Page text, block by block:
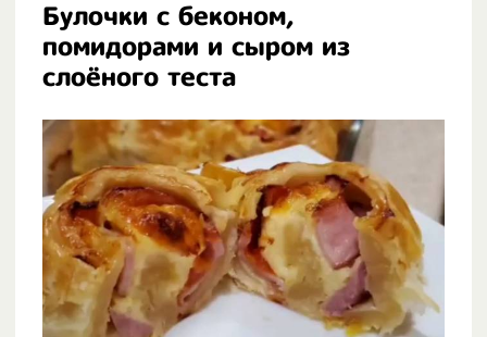
Булочки с беконом,
помидорами и сыром из
слоёного теста